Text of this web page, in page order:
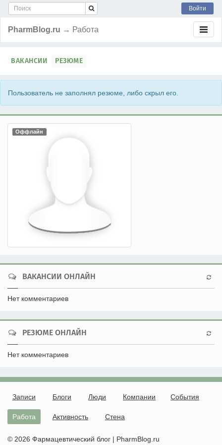
Войти
PharmBlog.ru → Работа
ВАКАНСИИ РЕЗЮМЕ
Пользователь не заполнял резюме, либо скрыл его.
Оффлайн
ВАКАНСИИ ОНЛАЙН
Нет комментариев
РЕЗЮМЕ ОНЛАЙН
Нет комментариев
Записи Блоги Люди Компании События
Работа Активность Стена
© 2026 Фармацевтический блог | PharmBlog.ru